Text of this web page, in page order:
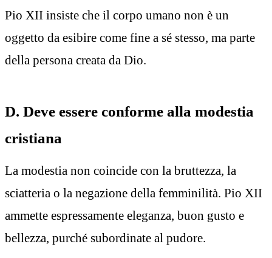
Pio XII insiste che il corpo umano non è un
oggetto da esibire come fine a sé stesso, ma parte
della persona creata da Dio.
D. Deve essere conforme alla modestia
cristiana
La modestia non coincide con la bruttezza, la
sciatteria o la negazione della femminilità. Pio XII
ammette espressamente eleganza, buon gusto e
bellezza, purché subordinate al pudore.